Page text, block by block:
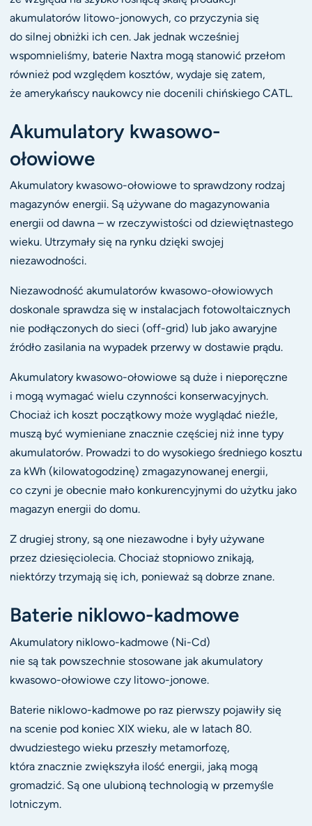
akumulatorów litowo-jonowych, co przyczynia się
do silnej obniżki ich cen. Jak jednak wcześniej
wspomnieliśmy, baterie Naxtra mogą stanowić przełom
również pod względem kosztów, wydaje się zatem,
że amerykańscy naukowcy nie docenili chińskiego CATL.
Akumulatory kwasowo-
ołowiowe
Akumulatory kwasowo-ołowiowe to sprawdzony rodzaj
magazynów energii. Są używane do magazynowania
energii od dawna – w rzeczywistości od dziewiętnastego
wieku. Utrzymały się na rynku dzięki swojej
niezawodności.
Niezawodność akumulatorów kwasowo-ołowiowych
doskonale sprawdza się w instalacjach fotowoltaicznych
nie podłączonych do sieci (off-grid) lub jako awaryjne
źródło zasilania na wypadek przerwy w dostawie prądu.
Akumulatory kwasowo-ołowiowe są duże i nieporęczne
i mogą wymagać wielu czynności konserwacyjnych.
Chociaż ich koszt początkowy może wyglądać nieźle,
muszą być wymieniane znacznie częściej niż inne typy
akumulatorów. Prowadzi to do wysokiego średniego kosztu
za kWh (kilowatogodzinę) zmagazynowanej energii,
co czyni je obecnie mało konkurencyjnymi do użytku jako
magazyn energii do domu.
Z drugiej strony, są one niezawodne i były używane
przez dziesięciolecia. Chociaż stopniowo znikają,
niektórzy trzymają się ich, ponieważ są dobrze znane.
Baterie niklowo-kadmowe
Akumulatory niklowo-kadmowe (Ni-Cd)
nie są tak powszechnie stosowane jak akumulatory
kwasowo-ołowiowe czy litowo-jonowe.
Baterie niklowo-kadmowe po raz pierwszy pojawiły się
na scenie pod koniec XIX wieku, ale w latach 80.
dwudziestego wieku przeszły metamorfozę,
która znacznie zwiększyła ilość energii, jaką mogą
gromadzić. Są one ulubioną technologią w przemyśle
lotniczym.